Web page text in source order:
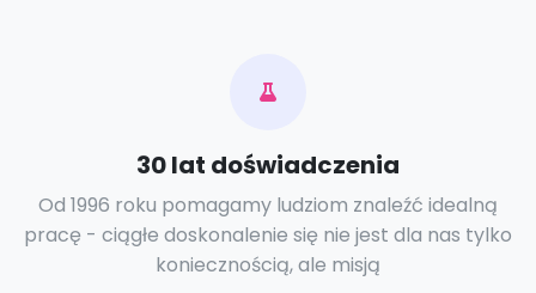
30 lat doświadczenia
Od 1996 roku pomagamy ludziom znaleźć idealną
pracę - ciągłe doskonalenie się nie jest dla nas tylko
koniecznością, ale misją